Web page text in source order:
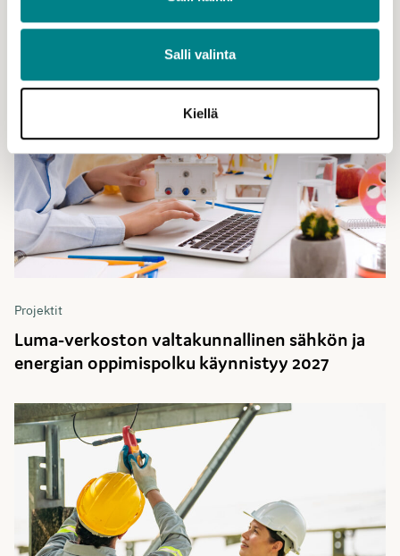
Salli valinta
Kiellä
Projektit
Luma-verkoston valtakunnallinen sähkön ja
energian oppimispolku käynnistyy 2027